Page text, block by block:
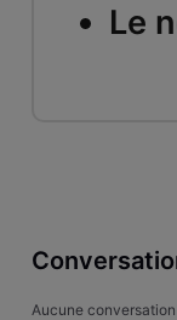
Le
Aucune